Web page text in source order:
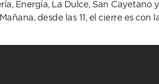
Energía, La Dulce, San
desde las 11, el cierre es